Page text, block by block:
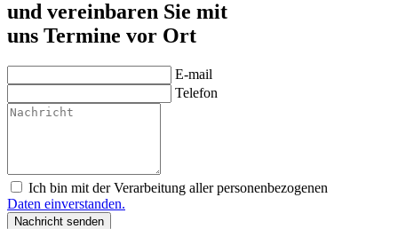
und vereinbaren Sie mit
uns Termine vor Ort
E-mail
Telefon
Ich bin mit der Verarbeitung aller personenbezogenen
Daten einverstanden.